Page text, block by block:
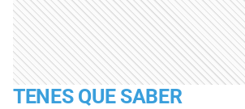
TENES QUE SABER